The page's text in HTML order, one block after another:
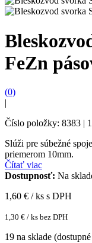
FeZn
(0)
|
Číslo položky: 8383 |
Slúži pre súbežné
priemerom 10mm.
Čítať viac
Dostupnosť: Na
1,60 € / ks s DPH
1,30 € / ks bez DPH
19 na sklade